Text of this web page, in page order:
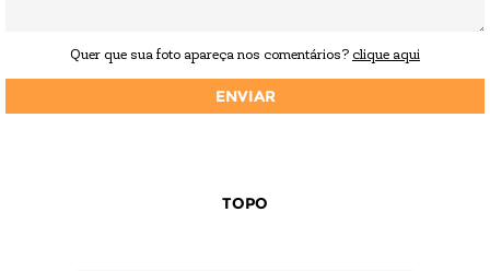
Quer que sua foto apareça nos comentários? clique aqui
TOPO